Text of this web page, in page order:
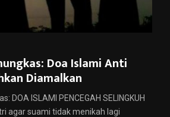
Doa Islami Anti
Diamalkan
DOA ISLAMI PENCEGAH SELINGKUH
agar suami tidak menikah lagi